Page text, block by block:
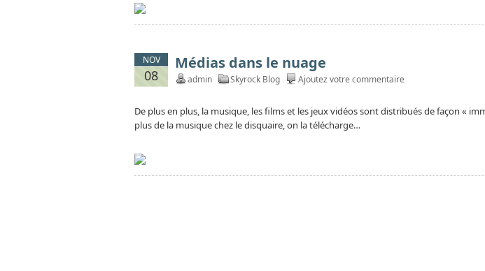
NOV
08
Médias dans le nuage
admin Skyrock Blog Ajoutez votre commentaire
De plus en plus, la musique, les films et les jeux vidéos sont distribués de façon «
plus de la musique chez le disquaire, on la télécharge…